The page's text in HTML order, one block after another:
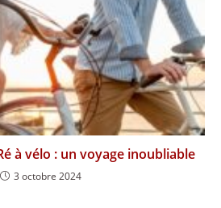
à vélo : un voyage inoubliable
3 octobre 2024